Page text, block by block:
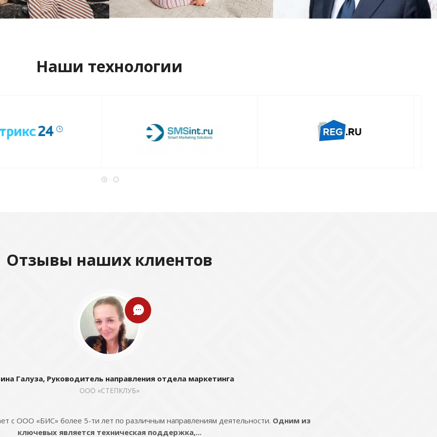
проект
Смотреть проект
Смотреть проект
Наши технологии
Отзывы наших клиентов
Галуза, Руководитель направления отдела маркетинга
ООО «СТЕПКЛУБ»
с ООО «БИС» более 5-ти лет по различным направлениям деятельности. Одним из
ключевых является техническая поддержка,...